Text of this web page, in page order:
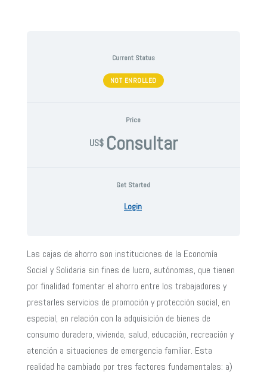
Current Status
NOT ENROLLED
Price
US$ Consultar
Get Started
Login
Las cajas de ahorro son instituciones de la Economía
Social y Solidaria sin fines de lucro, autónomas, que tienen
por finalidad fomentar el ahorro entre los trabajadores y
prestarles servicios de promoción y protección social, en
especial, en relación con la adquisición de bienes de
consumo duradero, vivienda, salud, educación, recreación y
atención a situaciones de emergencia familiar. Esta
realidad ha cambiado por tres factores fundamentales: a)